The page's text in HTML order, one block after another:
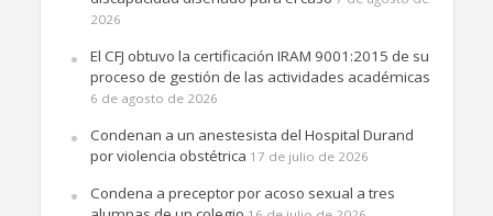
2026
El CFJ obtuvo la certificación IRAM 9001:2015 de su
proceso de gestión de las actividades académicas
6 de agosto de 2026
Condenan a un anestesista del Hospital Durand
por violencia obstétrica 17 de julio de 2026
Condena a preceptor por acoso sexual a tres